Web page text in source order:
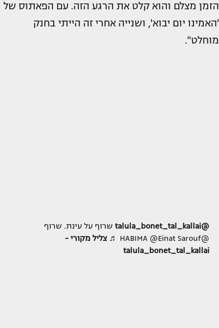
הזמן מצלם והוא קלט את הרגע הזה. עם הפאתוס של
'האמינו יום יבוא', ושנייה אחרי זה הייתי בחנק
מוחלט".
@talula_bonet_tal_kallai
שרוף על עינת. שרוף
@HABIMA @Einat Sarouf
♬ צליל מקורי -
talula_bonet_tal_kallai